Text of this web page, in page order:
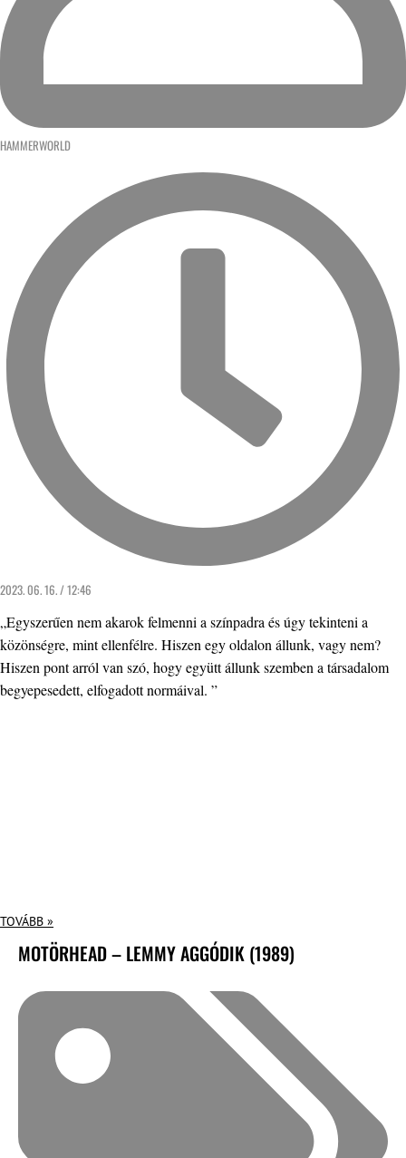
HAMMERWORLD
2023. 06. 16. / 12:46
„Egyszerűen nem akarok felmenni a színpadra és úgy tekinteni a
közönségre, mint ellenfélre. Hiszen egy oldalon állunk, vagy nem?
Hiszen pont arról van szó, hogy együtt állunk szemben a társadalom
begyepesedett, elfogadott normáival. ”
TOVÁBB »
MOTÖRHEAD – LEMMY AGGÓDIK (1989)